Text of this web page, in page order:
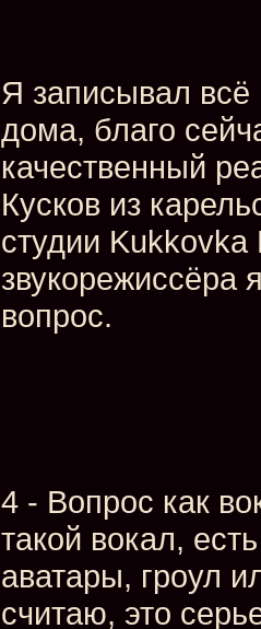
Я записывал
дома, благо
качественный
Кусков из
студии
звукорежиссёра
вопрос.
4 - Вопрос как
такой вокал,
аватары, гроул
считаю, это